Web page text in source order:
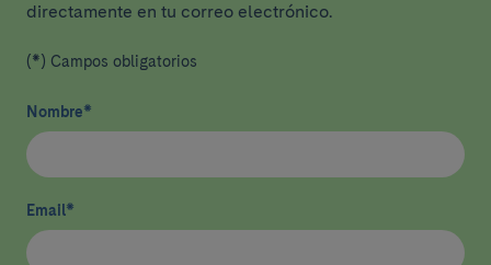
directamente en tu correo electrónico.
(*) Campos obligatorios
Nombre*
Email*